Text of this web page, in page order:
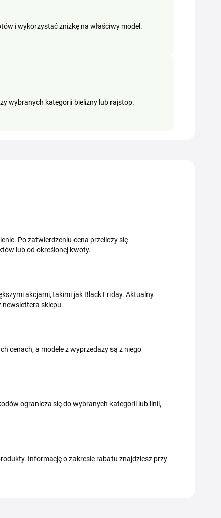
i wykorzystać zniżkę na właściwy model.
wybranych kategorii bielizny lub rajstop.
Po zatwierdzeniu cena przeliczy się
lub od określonej kwoty.
akcjami, takimi jak Black Friday. Aktualny
newslettera sklepu.
cenach, a modele z wyprzedaży są z niego
ogranicza się do wybranych kategorii lub linii,
Informację o zakresie rabatu znajdziesz przy